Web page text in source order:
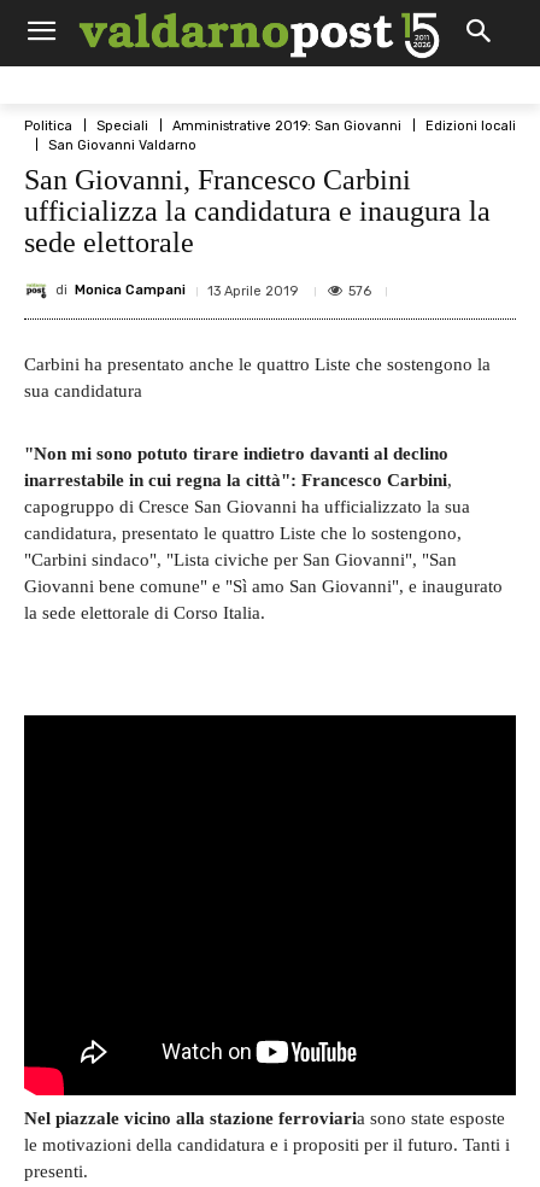
Politica Speciali Amministrative 2019: San Giovanni
Edizioni locali
San Giovanni Valdarno
San Giovanni, Francesco Carbini
ufficializza la candidatura e inaugura la
sede elettorale
di Monica Campani 13 Aprile 2019 576
Carbini ha presentato anche le quattro Liste che sostengono la
sua candidatura
"Non mi sono potuto tirare indietro davanti al declino
inarrestabile in cui regna la città": Francesco Carbini,
capogruppo di Cresce San Giovanni ha ufficializzato la sua
candidatura, presentato le quattro Liste che lo sostengono,
"Carbini sindaco", "Lista civiche per San Giovanni", "San
Giovanni bene comune" e "Sì amo San Giovanni", e inaugurato
la sede elettorale di Corso Italia.
Nel piazzale vicino alla stazione ferroviaria sono state esposte
le motivazioni della candidatura e i propositi per il futuro. Tanti i
presenti.